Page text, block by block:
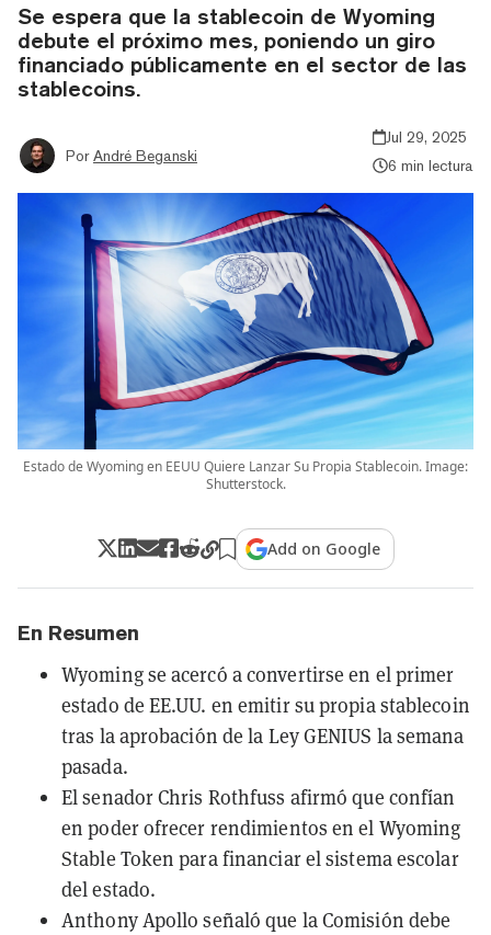
Se espera que la stablecoin de Wyoming
debute el próximo mes, poniendo un giro
financiado públicamente en el sector de las
stablecoins.
Por André Beganski
Jul 29, 2025
6 min lectura
Estado de Wyoming en EEUU Quiere Lanzar Su Propia Stablecoin. Image:
Shutterstock.
Add on Google
En Resumen
Wyoming se acercó a convertirse en el primer
estado de EE.UU. en emitir su propia stablecoin
tras la aprobación de la Ley GENIUS la semana
pasada.
El senador Chris Rothfuss afirmó que confían
en poder ofrecer rendimientos en el Wyoming
Stable Token para financiar el sistema escolar
del estado.
Anthony Apollo señaló que la Comisión debe